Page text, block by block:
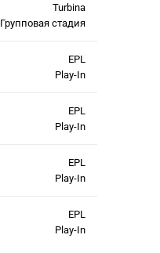
Turbina
Групповая стадия
EPL
Play-In
EPL
Play-In
EPL
Play-In
EPL
Play-In